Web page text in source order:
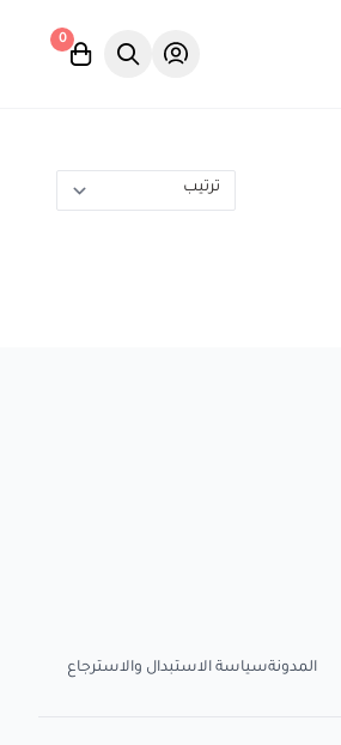
0
المدونةسياسة الاستبدال والاسترجاع